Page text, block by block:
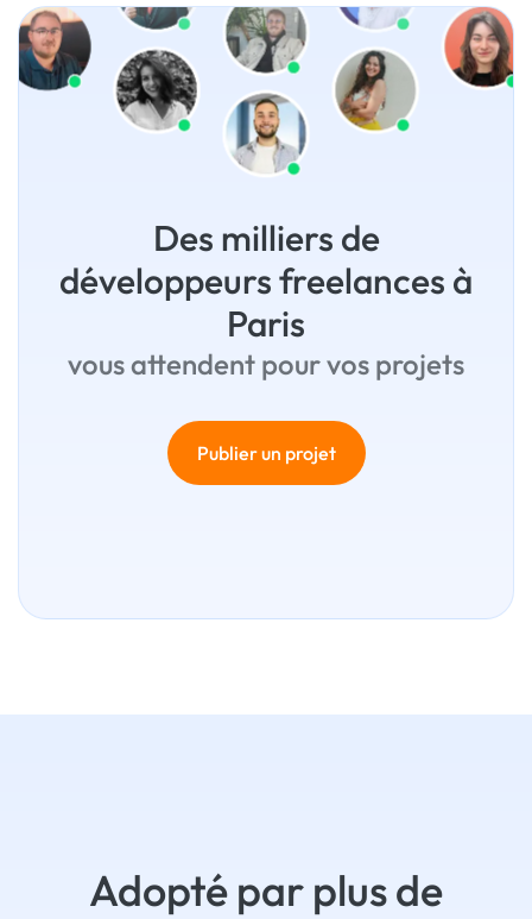
Des milliers de
développeurs freelances à
Paris
vous attendent pour vos projets
Publier un projet
Adopté par plus de